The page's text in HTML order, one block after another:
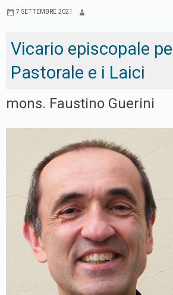
7 SETTEMBRE 2021
Vicario episcopale
Pastorale e i Laici
mons. Faustino Guerini